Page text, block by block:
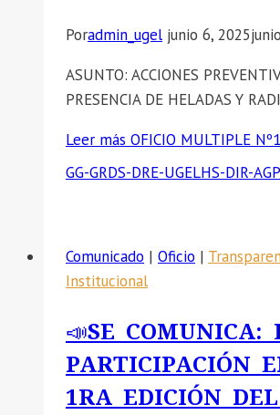
Poradmin_ugel junio 6, 2025
ASUNTO: ACCIONES
PRESENCIA DE HELADAS Y
Leer más OFICIO MULTIPLE
GG-GRDS-DRE-UGELHS-DIR-AGP
Comunicado | Oficio |
Institucional
📣SE COMUNICA:
PARTICIPACIÓN
1RA EDICIÓN DEL